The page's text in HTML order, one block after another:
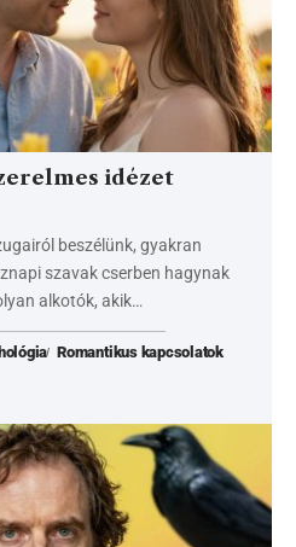
idézet
beszélünk, gyakran
szavak cserben hagynak
alkotók, akik…
Romantikus kapcsolatok